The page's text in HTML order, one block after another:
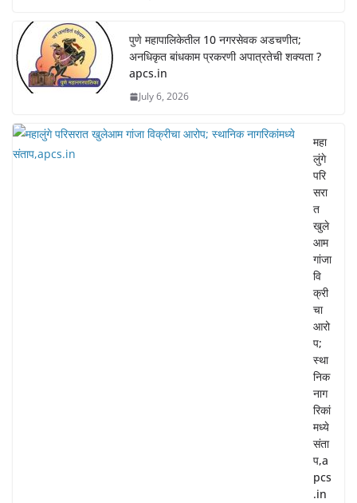
पुणे महापालिकेतील 10 नगरसेवक अडचणीत;
अनधिकृत बांधकाम प्रकरणी अपात्रतेची शक्यता ?
apcs.in
July 6, 2026
महा
लुंगे
परि
सरा
त
खुले
आम
गांजा
वि
क्री
चा
आरो
प;
स्था
निक
नाग
रिकां
मध्ये
संता
प,a
pcs
.in